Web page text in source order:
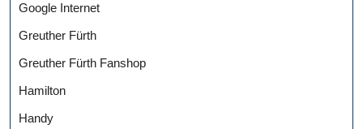
Google Internet
Greuther Fürth
Greuther Fürth Fanshop
Hamilton
Handy